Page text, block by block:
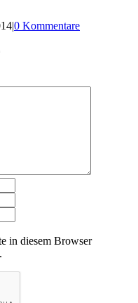
|0 Kommentare
in diesem Browser